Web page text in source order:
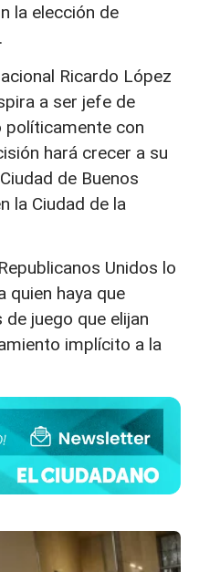
la elección de
Ricardo López
a ser jefe de
políticamente con
hará crecer a su
de Buenos
la Ciudad de la
Unidos lo
quien haya que
juego que elijan
implícito a la